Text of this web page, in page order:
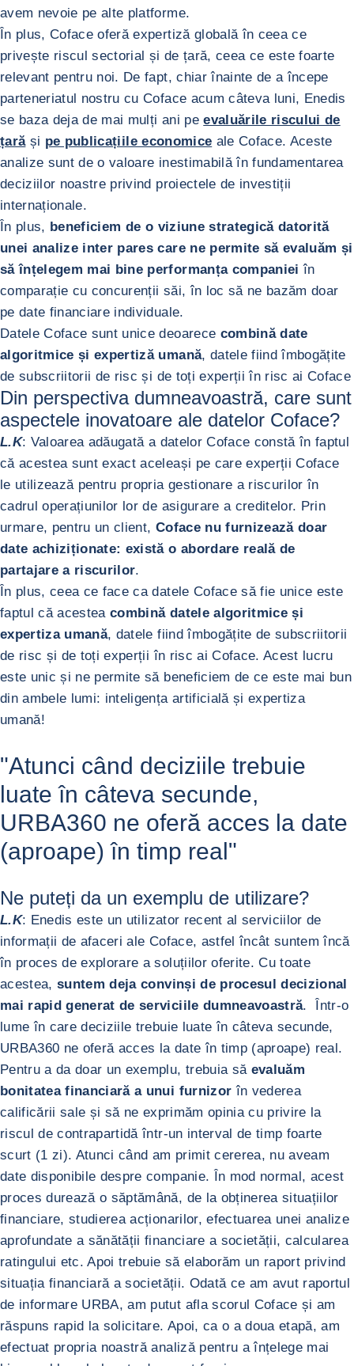
avem nevoie pe alte platforme.
În plus, Coface oferă expertiză globală în ceea ce
privește riscul sectorial și de țară, ceea ce este foarte
relevant pentru noi. De fapt, chiar înainte de a începe
parteneriatul nostru cu Coface acum câteva luni, Enedis
se baza deja de mai mulți ani peevaluările riscului de
țarăși pe publicațiile economice ale Coface. Aceste
analize sunt de o valoare inestimabilă în fundamentarea
deciziilor noastre privind proiectele de investiții
internaționale.
În plus, beneficiem de o viziune strategică datorită
unei analize inter pares care ne permite să evaluăm și
să înțelegem mai bine performanța companieiîn
comparație cu concurenții săi, în loc să ne bazăm doar
pe date financiare individuale.
Datele Coface sunt unice deoarece combină date
algoritmice și expertiză umană, datele fiind îmbogățite
de subscriitorii de risc și de toți experții în risc ai Coface
Din perspectiva dumneavoastră, care sunt
aspectele inovatoare ale datelor Coface?
L.K: Valoarea adăugată a datelor Coface constă în faptul
că acestea sunt exact aceleași pe care experții Coface
le utilizează pentru propria gestionare a riscurilor în
cadrul operațiunilor lor de asigurare a creditelor. Prin
urmare, pentru un client, Coface nu furnizează doar
date achiziționate: există o abordare reală de
partajare a riscurilor.
În plus, ceea ce face ca datele Coface să fie unice este
faptul că acesteacombină datele algoritmice și
expertiza umană, datele fiind îmbogățite de subscriitorii
de risc și de toți experții în risc ai Coface. Acest lucru
este unic și ne permite să beneficiem de ce este mai bun
din ambele lumi: inteligența artificială și expertiza
umană!
"Atunci când deciziile trebuie
luate în câteva secunde,
URBA360 ne oferă acces la date
(aproape) în timp real"
Ne puteți da un exemplu de utilizare?
L.K: Enedis este un utilizator recent al serviciilor de
informații de afaceri ale Coface, astfel încât suntem încă
în proces de explorare a soluțiilor oferite. Cu toate
acestea,suntem deja convinși de procesul decizional
mai rapid generat de serviciile dumneavoastră. Într-o
lume în care deciziile trebuie luate în câteva secunde,
URBA360 ne oferă acces la date în timp (aproape) real.
Pentru a da doar un exemplu, trebuia să evaluăm
bonitatea financiară a unui furnizor în vederea
calificării sale și să ne exprimăm opinia cu privire la
riscul de contrapartidă într-un interval de timp foarte
scurt (1 zi). Atunci când am primit cererea, nu aveam
date disponibile despre companie. În mod normal, acest
proces durează o săptămână, de la obținerea situațiilor
financiare, studierea acționarilor, efectuarea unei analize
aprofundate a sănătății financiare a societății, calcularea
ratingului etc. Apoi trebuie să elaborăm un raport privind
situația financiară a societății. Odată ce am avut raportul
de informare URBA, am putut afla scorul Coface și am
răspuns rapid la solicitare. Apoi, ca o a doua etapă, am
efectuat propria noastră analiză pentru a înțelege mai